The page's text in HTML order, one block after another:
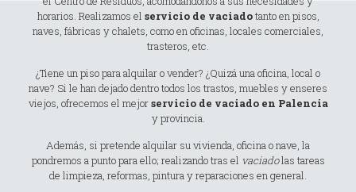
horarios. Realizamos el servicio de vaciadotanto en pisos,
naves, fábricas y chalets, como en oficinas, locales comerciales,
trasteros, etc.
¿Tiene un piso para alquilar o vender? ¿Quizá una oficina, local o
nave? Si le han dejado dentro todos los trastos, muebles y enseres
viejos, ofrecemos el mejorservicio de vaciado en Palencia
y provincia.
Además, si pretende alquilar su vivienda, oficina o nave, la
pondremos a punto para ello; realizando tras el vaciadolas tareas
de limpieza, reformas, pintura y reparaciones en general.